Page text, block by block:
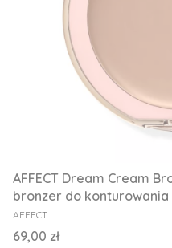
AFFECT Dream Cream
bronzer do konturowania
PRODUCENT
AFFECT
Cena
69,00 zł